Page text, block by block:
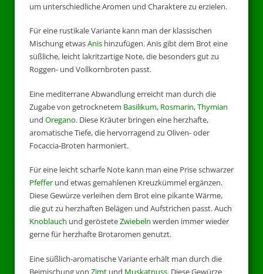
um unterschiedliche Aromen und Charaktere zu erzielen.
Für eine rustikale Variante kann man der klassischen
Mischung etwasAnis hinzufügen. Anis gibt dem Brot eine
süßliche, leicht lakritzartige Note, die besonders gut zu
Roggen- und Vollkornbroten passt.
Eine mediterrane Abwandlung erreicht man durch die
Zugabe von getrocknetem Basilikum, Rosmarin,Thymian
und Oregano. Diese Kräuter bringen eine herzhafte,
aromatische Tiefe, die hervorragend zu Oliven- oder
Focaccia-Broten harmoniert.
Für eine leicht scharfe Note kann man eine Prise schwarzer
Pfeffer und etwas gemahlenen Kreuzkümmel ergänzen.
Diese Gewürze verleihen dem Brot eine pikante Wärme,
die gut zu herzhaften Belägen und Aufstrichen passt. Auch
Knoblauch und gerösteteZwiebeln werden immer wieder
gerne für herzhafte Brotaromen genutzt.
Eine süßlich-aromatische Variante erhält man durch die
Beimischung von Zimt und Muskatnuss. Diese Gewürze